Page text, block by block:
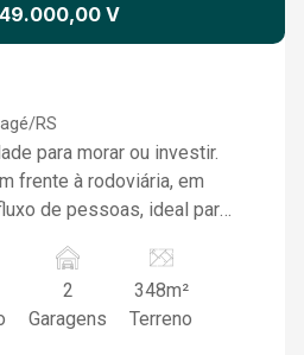
V
RS
para morar ou investir.
frente à rodoviária, em
de pessoas, ideal para
escritórios
atividades. A casa
solar (frente oeste) e
2
Garagens
348m²
Terreno